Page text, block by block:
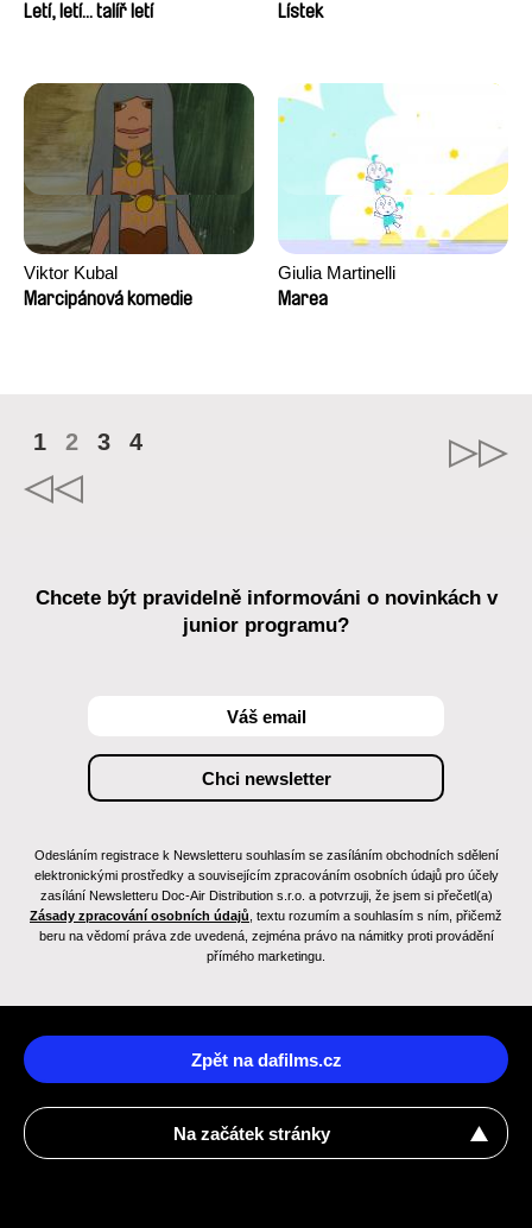
Letí, letí... talíř letí
Lístek
Viktor Kubal
Marcipánová komedie
Giulia Martinelli
Marea
1 2 3 4
Chcete být pravidelně informováni o novinkách v
junior programu?
Odesláním registrace k Newsletteru souhlasím se zasíláním obchodních sdělení
elektronickými prostředky a souvisejícím zpracováním osobních údajů pro účely
zasílání Newsletteru Doc-Air Distribution s.r.o. a potvrzuji, že jsem si přečetl(a)
Zásady zpracování osobních údajů , textu rozumím a souhlasím s ním, přičemž
beru na vědomí práva zde uvedená, zejména právo na námitky proti provádění
přímého marketingu.
Zpět na dafilms.cz
Na začátek stránky